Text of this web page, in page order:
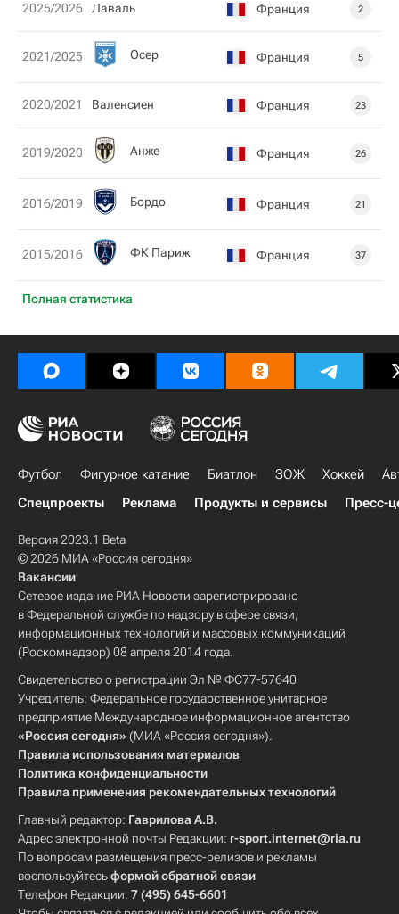
Полная статистика
2025/2026 Лаваль Франция 2
2021/2025 Осер Франция 5
2020/2021 Валенсиен Франция 23
2019/2020 Анже Франция 26
2016/2019 Бордо Франция 21
2015/2016 ФК Париж Франция 37
Футбол Фигурное катание Биатлон ЗОЖ Хоккей
Спецпроекты
Реклама Продукты и сервисы Пресс-
Версия 2023.1 Beta
© 2026 МИА «Россия сегодня»
Вакансии
Сетевое издание РИА Новости зарегистрировано
в Федеральной службе по надзору в сфере связи,
информационных технологий и массовых коммуникаций
(Роскомнадзор) 08 апреля 2014 года.
Свидетельство о регистрации Эл № ФС77-57640
Учредитель: Федеральное государственное унитарное
предприятие Международное информационное агентство
«Россия сегодня» (МИА «Россия сегодня»).
Правила использования материалов
Политика конфиденциальности
Правила применения рекомендательных технологий
Главный редактор: Гаврилова А.В.
Адрес электронной почты Редакции: r-sport.internet@ria.ru
По вопросам размещения пресс-релизов и рекламы
воспользуйтесьформой обратной связи
Телефон Редакции: 7 (495) 645-6601